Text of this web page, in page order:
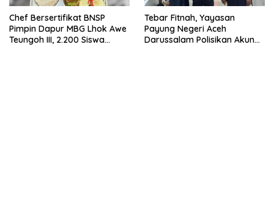
Chef Bersertifikat BNSP
Pimpin Dapur MBG Lhok Awe
Teungoh III, 2.200 Siswa
Tebar Fitnah, Yayasan
Payung Negeri Aceh
Darussalam Polisikan Akun